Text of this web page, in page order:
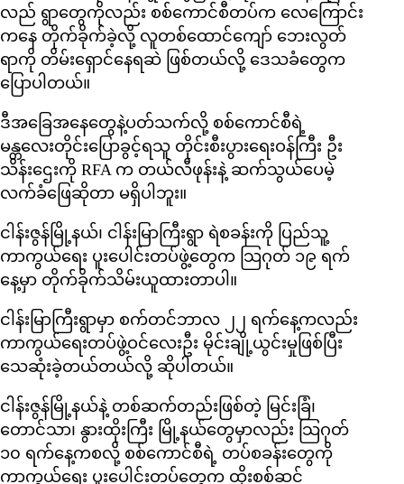
လည် ရွာတွေကိုလည်း စစ်ကောင်စီတပ်က လေကြောင်း
ကနေ တိုက်ခိုက်ခဲ့လို့ လူတစ်ထောင်ကျော် ဘေးလွတ်
ရာကို တိမ်းရှောင်နေရဆဲ ဖြစ်တယ်လို့ ဒေသခံတွေက
ပြောပါတယ်။
ဒီအခြေအနေတွေနဲ့ပတ်သက်လို့ စစ်ကောင်စီရဲ့
မန္တလေးတိုင်းပြောခွင့်ရသူ တိုင်းစီးပွားရေးဝန်ကြီး ဦး
သိန်းဌေးကို RFA က တယ်လီဖုန်းနဲ့ ဆက်သွယ်ပေမဲ့
လက်ခံဖြေဆိုတာ မရှိပါဘူး။
ငါန်းဇွန်မြို့နယ်၊ ငါန်းမြာကြီးရွာ ရဲစခန်းကို ပြည်သူ့
ကာကွယ်ရေး ပူးပေါင်းတပ်ဖွဲ့တွေက သြဂုတ် ၁၉ ရက်
နေ့မှာ တိုက်ခိုက်သိမ်းယူထားတာပါ။
ငါန်းမြာကြီးရွာမှာ စက်တင်ဘာလ ၂၂ ရက်နေ့ကလည်း
ကာကွယ်ရေးတပ်ဖွဲ့ဝင်လေးဦး မိုင်းချို့ယွင်းမှုဖြစ်ပြီး
သေဆုံးခဲ့တယ်တယ်လို့ ဆိုပါတယ်။
ငါန်းဇွန်မြို့နယ်နဲ့ တစ်ဆက်တည်းဖြစ်တဲ့ မြင်းခြံ၊
တောင်သာ၊ နွားထိုးကြီး မြို့နယ်တွေမှာလည်း သြဂုတ်
၁၀ ရက်နေ့ကစလို့ စစ်ကောင်စီရဲ့ တပ်စခန်းတွေကို
ကာကွယ်ရေး ပူးပေါင်းတပ်တွေက ထိုးစစ်ဆင်